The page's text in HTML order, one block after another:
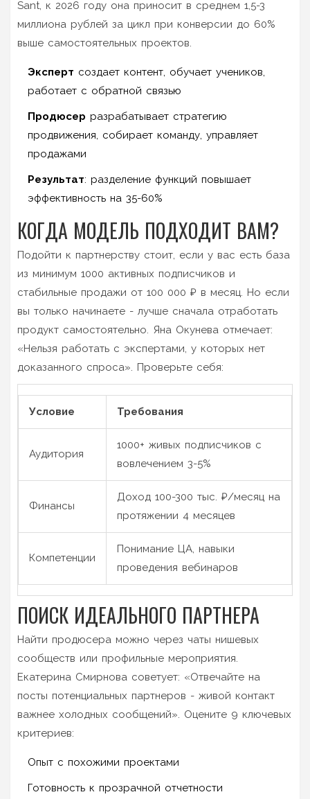
Sant, к 2026 году она приносит в среднем 1,5-3
миллиона рублей за цикл при конверсии до 60%
выше самостоятельных проектов.
Эксперт создает контент, обучает учеников,
работает с обратной связью
Продюсер разрабатывает стратегию
продвижения, собирает команду, управляет
продажами
Результат: разделение функций повышает
эффективность на 35-60%
КОГДА МОДЕЛЬ ПОДХОДИТ ВАМ?
Подойти к партнерству стоит, если у вас есть база
из минимум 1000 активных подписчиков и
стабильные продажи от 100 000 ₽ в месяц. Но если
вы только начинаете - лучше сначала отработать
продукт самостоятельно. Яна Окунева отмечает:
«Нельзя работать с экспертами, у которых нет
доказанного спроса». Проверьте себя:
Условие Требования
Аудитория
1000+ живых подписчиков с
вовлечением 3-5%
Финансы
Доход 100-300 тыс. ₽/месяц на
протяжении 4 месяцев
Компетенции
Понимание ЦА, навыки
проведения вебинаров
ПОИСК ИДЕАЛЬНОГО ПАРТНЕРА
Найти продюсера можно через чаты нишевых
сообществ или профильные мероприятия.
Екатерина Смирнова советует: «Отвечайте на
посты потенциальных партнеров - живой контакт
важнее холодных сообщений». Оцените 9 ключевых
критериев:
Опыт с похожими проектами
Готовность к прозрачной отчетности